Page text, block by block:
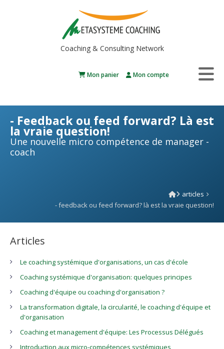
Coaching & Consulting Network
Mon panier Mon compte
- Feedback ou feed forward? Là est
la vraie question!
Une nouvelle micro compétence de manager -
coach
articles
- feedback ou feed forward? là est la vraie question!
Articles
Le coaching systémique d'organisations, un cas d'école
Coaching systémique d'organisation: quelques principes
Coaching d'équipe ou coaching d'organisation ?
La transformation digitale, la circularité, le coaching d'équipe et
d'organisation
Coaching et management d'équipe: Les Processus Délégués
Introduction aux micro-compétences systémiques